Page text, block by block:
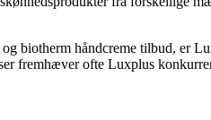
biotherm håndcreme tilbud,
fremhæver ofte Luxplus